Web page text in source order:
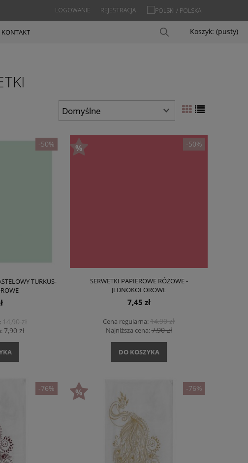
REJESTRACJA
LOGOWANIE
Koszyk: (pusty)
KONTAKT
TURKUS-
14,90 zł
7,90 zł
-50%
SERWETKI PAPIEROWE RÓŻOWE -
JEDNOKOLOROWE
7,45 zł
Cena regularna:14,90 zł
Najniższa cena:7,90 zł
DO KOSZYKA
-50%
-76% -76%